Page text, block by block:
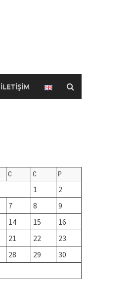
İLETIŞIM
C C P
1
2
7 8
9
14 15
16
21 22
23
28 29
30